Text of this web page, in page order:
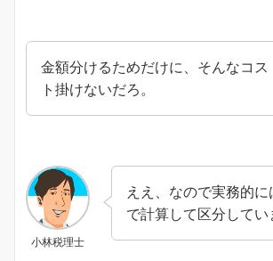
金額分けるためだけに、そんなコス
ト掛けないだろ。
小林税理士
ええ、なので実務的
で計算して区分してい